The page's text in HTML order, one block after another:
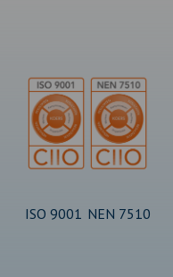
ISO 9001 NEN 7510